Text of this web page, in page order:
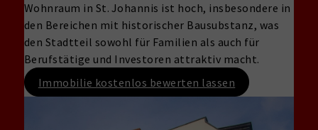
Wohnraum in St. Johannis ist hoch, insbesondere in
den Bereichen mit historischer Bausubstanz, was
den Stadtteil sowohl für Familien als auch für
Berufstätige und Investoren attraktiv macht.
Immobilie kostenlos bewerten lassen